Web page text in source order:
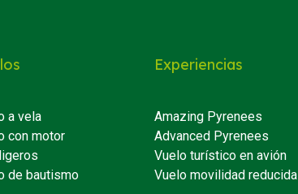
a vela
con motor
de bautismo
Experiencias
Amazing Pyrenees
Advanced Pyrenees
Vuelo turístico en avión
Vuelo movilidad reducida